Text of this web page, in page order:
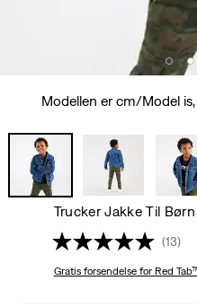
Modellen er cm/Model
Trucker Jakke Til Børn
(13)
Gratis forsendelsefor Red